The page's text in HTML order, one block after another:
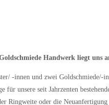
Handwerk liegt uns
-innen und zwei
unsere seit Jahrzenten
Ringweite oder die